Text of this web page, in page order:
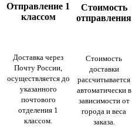
Отправление 1
классом
Доставка через
Почту России,
осуществляется до
указанного
почтового
отделения 1
классом.
Стоимость
отправления
Стоимость
доставки
рассчитывается
автоматически в
зависимости от
города и веса
заказа.